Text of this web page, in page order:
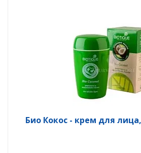
Био Кокос - крем для лица,